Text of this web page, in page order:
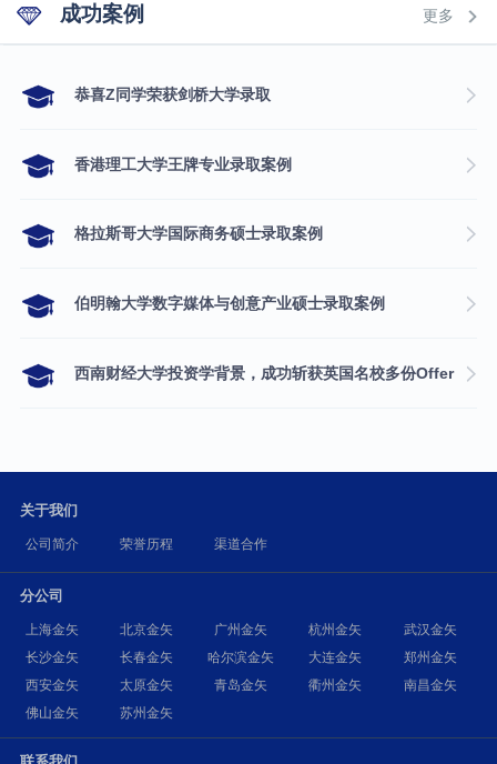
成功案例 更多
​恭喜Z同学荣获剑桥大学录取
香港理工大学王牌专业录取案例
格拉斯哥大学国际商务硕士录取案例
伯明翰大学数字媒体与创意产业硕士录取案例
西南财经大学投资学背景，成功斩获英国名校多份Offer
关于我们
公司简介 荣誉历程 渠道合作
分公司
上海金矢 北京金矢 广州金矢 杭州金矢
武汉金矢
长沙金矢
长春金矢 哈尔滨金矢 大连金矢
郑州金矢
西安金矢
太原金矢 青岛金矢 衢州金矢
南昌金矢
佛山金矢
苏州金矢